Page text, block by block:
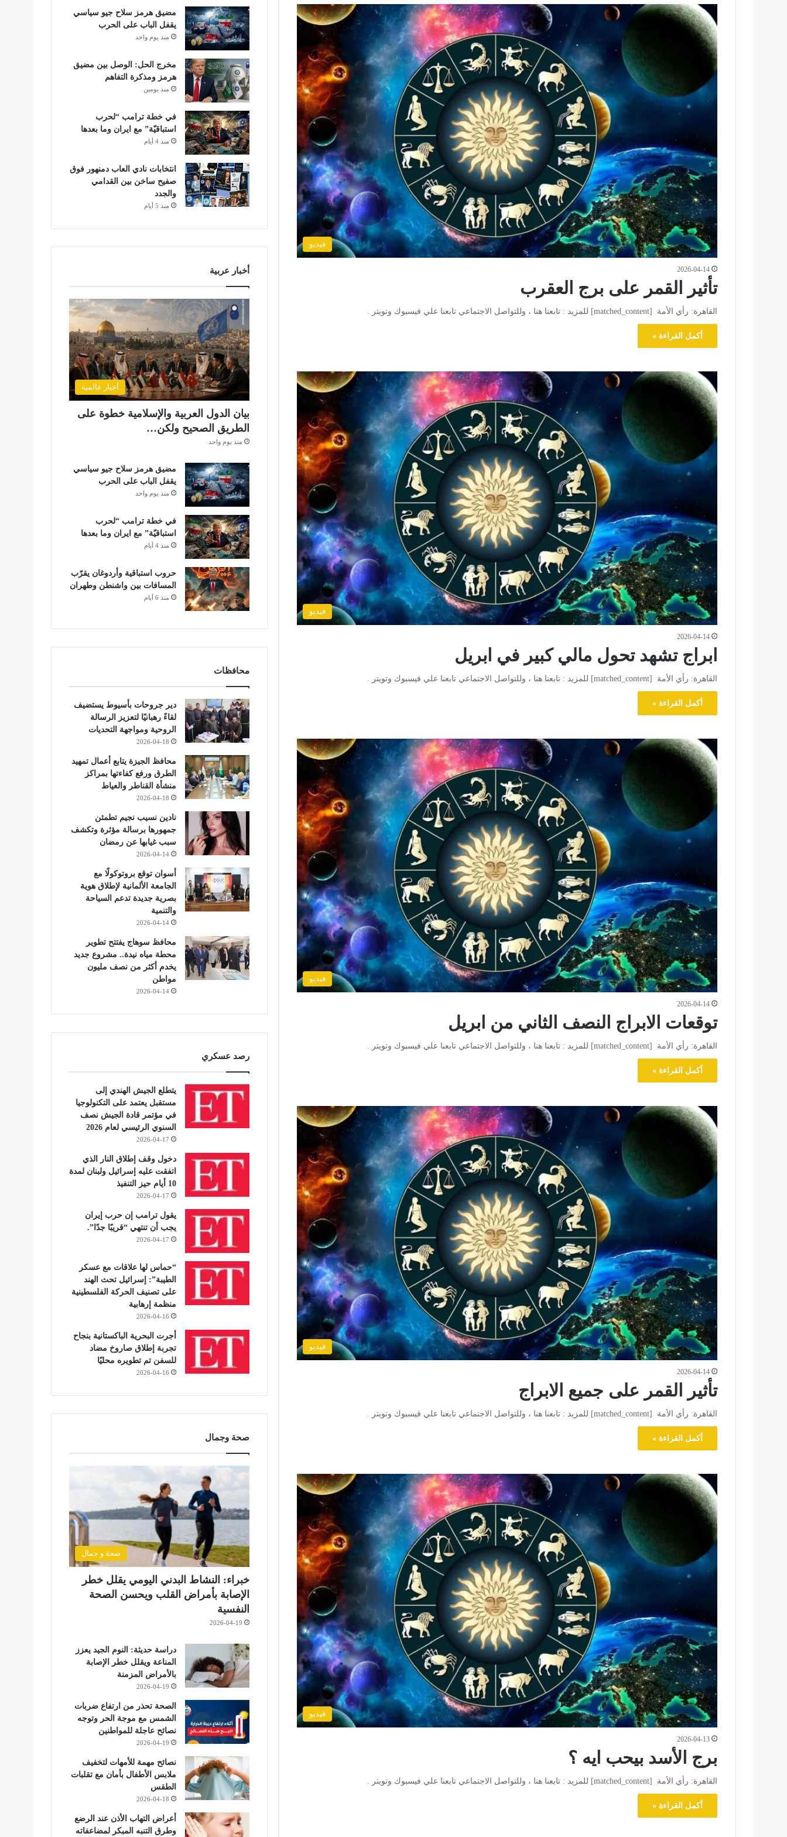
فيديو
2026-04-14
تأثير القمر على برج العقرب
القاهرة: رأي الأمة [matched_content] للمزيد : تابعنا هنا ، وللتواصل الاجتماعي تابعنا علي فيسبوك وتويتر .
أكمل القراءة »
فيديو
2026-04-14
ابراج تشهد تحول مالي كبير في ابريل
القاهرة: رأي الأمة [matched_content] للمزيد : تابعنا هنا ، وللتواصل الاجتماعي تابعنا علي فيسبوك وتويتر .
أكمل القراءة »
فيديو
2026-04-14
توقعات الابراج النصف الثاني من ابريل
القاهرة: رأي الأمة [matched_content] للمزيد : تابعنا هنا ، وللتواصل الاجتماعي تابعنا علي فيسبوك وتويتر .
أكمل القراءة »
فيديو
2026-04-14
تأثير القمر على جميع الابراج
القاهرة: رأي الأمة [matched_content] للمزيد : تابعنا هنا ، وللتواصل الاجتماعي تابعنا علي فيسبوك وتويتر .
أكمل القراءة »
فيديو
2026-04-13
برج الأسد بيحب ايه ؟
القاهرة: رأي الأمة [matched_content] للمزيد : تابعنا هنا ، وللتواصل الاجتماعي تابعنا علي فيسبوك وتويتر .
أكمل القراءة »
مضيق هرمز سلاح جيو سياسي
يقفل الباب على الحرب
منذ يوم واحد
مخرج الحل: الوصل بين مضيق
هرمز ومذكرة التفاهم
منذ يومين
في خطة ترامب “لحرب
استباقيّة” مع ايران وما بعدها
منذ 4 أيام
انتخابات نادي العاب دمنهور فوق
صفيح ساخن بين القدامي
والجدد
منذ 5 أيام
أخبار عربية
أخبار عالمية
بيان الدول العربية والإسلامية خطوة على
الطريق الصحيح ولكن…
منذ يوم واحد
مضيق هرمز سلاح جيو سياسي
يقفل الباب على الحرب
منذ يوم واحد
في خطة ترامب “لحرب
استباقيّة” مع ايران وما بعدها
منذ 4 أيام
حروب استباقية وأردوغان يقرّب
المسافات بين واشنطن وطهران
منذ 6 أيام
محافظات
دير جروحات بأسيوط يستضيف
لقاءً رهبانيًا لتعزيز الرسالة
الروحية ومواجهة التحديات
2026-04-18
محافظ الجيزة يتابع أعمال تمهيد
الطرق ورفع كفاءتها بمراكز
منشأة القناطر والعياط
2026-04-18
نادين نسيب نجيم تطمئن
جمهورها برسالة مؤثرة وتكشف
سبب غيابها عن رمضان
2026-04-14
أسوان توقع بروتوكولًا مع
الجامعة الألمانية لإطلاق هوية
بصرية جديدة تدعم السياحة
والتنمية
2026-04-14
محافظ سوهاج يفتتح تطوير
محطة مياه نيدة.. مشروع جديد
يخدم أكثر من نصف مليون
مواطن
2026-04-14
رصد عسكري
يتطلع الجيش الهندي إلى
مستقبل يعتمد على التكنولوجيا
في مؤتمر قادة الجيش نصف
السنوي الرئيسي لعام 2026
2026-04-17
دخول وقف إطلاق النار الذي
اتفقت عليه إسرائيل ولبنان لمدة
10 أيام حيز التنفيذ
2026-04-17
يقول ترامب إن حرب إيران
يجب أن تنتهي “قريبًا جدًا”.
2026-04-17
“حماس لها علاقات مع عسكر
الطيبة”: إسرائيل تحث الهند
على تصنيف الحركة الفلسطينية
منظمة إرهابية
2026-04-16
أجرت البحرية الباكستانية بنجاح
تجربة إطلاق صاروخ مضاد
للسفن تم تطويره محليًا
2026-04-16
صحة وجمال
صحة و جمال
خبراء: النشاط البدني اليومي يقلل خطر
الإصابة بأمراض القلب ويحسن الصحة
النفسية
2026-04-19
دراسة حديثة: النوم الجيد يعزز
المناعة ويقلل خطر الإصابة
بالأمراض المزمنة
2026-04-19
الصحة تحذر من ارتفاع ضربات
الشمس مع موجة الحر وتوجه
نصائح عاجلة للمواطنين
2026-04-19
نصائح مهمة للأمهات لتخفيف
ملابس الأطفال بأمان مع تقلبات
الطقس
2026-04-18
أعراض التهاب الأذن عند الرضع
وطرق التنبه المبكر لمضاعفاته